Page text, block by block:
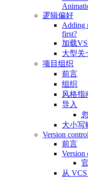
逻辑偏好
Adding
first?
加载
大型关
项目组织
前言
组织
风格指
导入
大小写
Version
前言
Version
从